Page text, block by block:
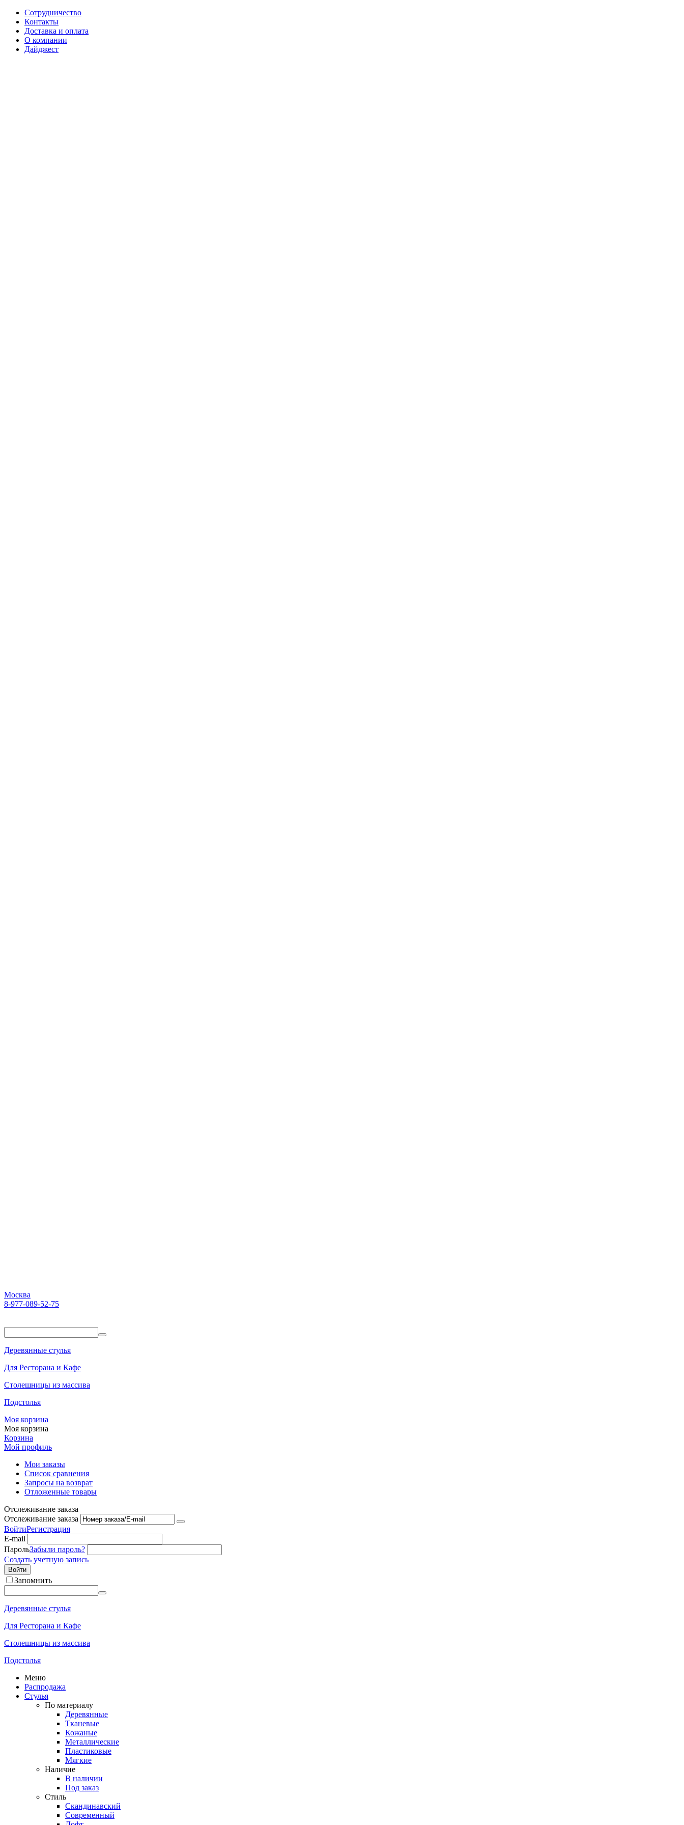
Сотрудничество
Контакты
Доставка и оплата
О компании
Дайджест
Москва
8-977-089-52-75
Деревянные стулья
Для Ресторана и Кафе
Столешницы из массива
Подстолья
Моя корзина
Моя корзина
Корзина
Мой профиль
Мои заказы
Список сравнения
Запросы на возврат
Отложенные товары
Отслеживание заказа
Отслеживание заказа
ВойтиРегистрация
E-mail
ПарольЗабыли пароль?
Создать учетную запись
Войти
Запомнить
Деревянные стулья
Для Ресторана и Кафе
Столешницы из массива
Подстолья
Меню
Распродажа
Стулья
По материалу
Деревянные
Тканевые
Кожаные
Металлические
Пластиковые
Мягкие
Наличие
В наличии
Под заказ
Стиль
Скандинавский
Современный